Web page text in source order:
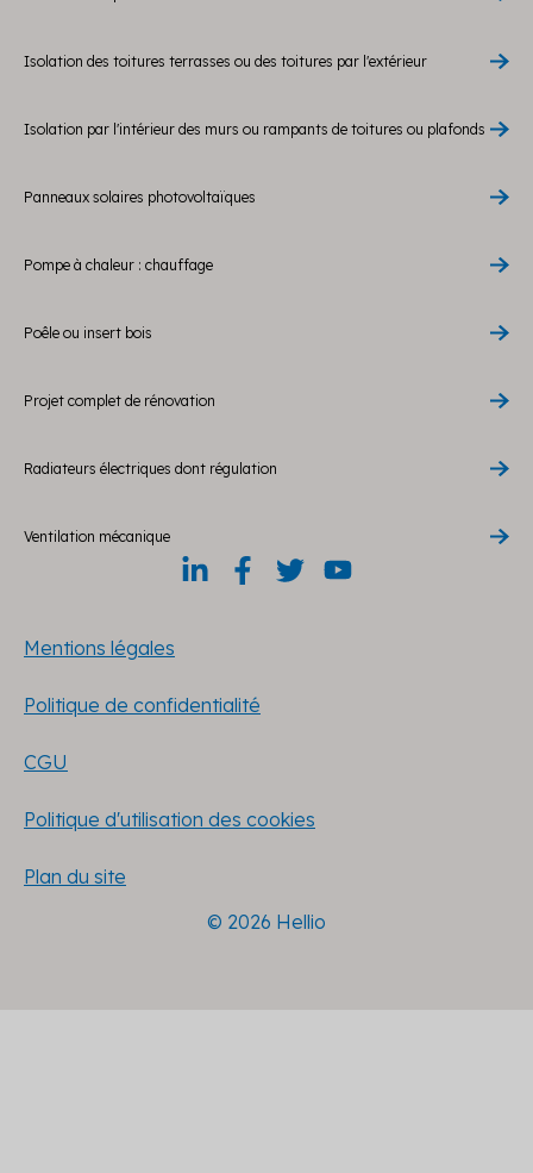
Isolation des toitures terrasses ou des toitures par l'extérieur
Isolation par l'intérieur des murs ou rampants de toitures ou plafonds
Panneaux solaires photovoltaïques
Pompe à chaleur : chauffage
Poêle ou insert bois
Projet complet de rénovation
Radiateurs électriques dont régulation
Ventilation mécanique
Mentions légales
Politique de confidentialité
CGU
Politique d'utilisation des cookies
Plan du site
© 2026 Hellio